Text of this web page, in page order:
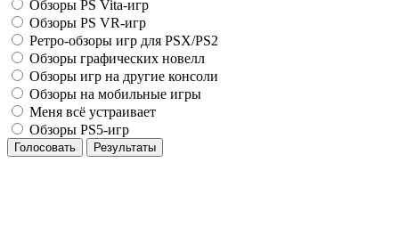
Обзоры PS Vita-игр
Обзоры PS VR-игр
Ретро-обзоры игр для PSX/PS2
Обзоры графических новелл
Обзоры игр на другие консоли
Обзоры на мобильные игры
Меня всё устраивает
Обзоры PS5-игр
Голосовать Результаты